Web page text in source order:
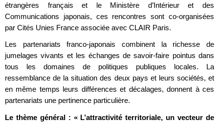
étrangères français et le Ministère d’Intérieur et des
Communications japonais, ces rencontres sont co-organisées
par Cités Unies France associée avec CLAIR Paris.
Les partenariats franco-japonais combinent la richesse de
jumelages vivants et les échanges de savoir-faire pointus dans
tous les domaines de politiques publiques locales. La
ressemblance de la situation des deux pays et leurs sociétés, et
en même temps leurs différences et décalages, donnent à ces
partenariats une pertinence particulière.
Le thème général : « L’attractivité territoriale, un vecteur de